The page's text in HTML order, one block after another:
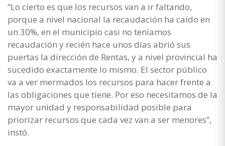
“Lo cierto es que los recursos van a ir faltando,
porque a nivel nacional la recaudación ha caído en
un 30%, en el municipio casi no teníamos
recaudación y recién hace unos días abrió sus
puertas la dirección de Rentas, y a nivel provincial ha
sucedido exactamente lo mismo. El sector público
va a ver mermados los recursos para hacer frente a
las obligaciones que tiene. Por eso necesitamos de la
mayor unidad y responsabilidad posible para
priorizar recursos que cada vez van a ser menores”,
instó.